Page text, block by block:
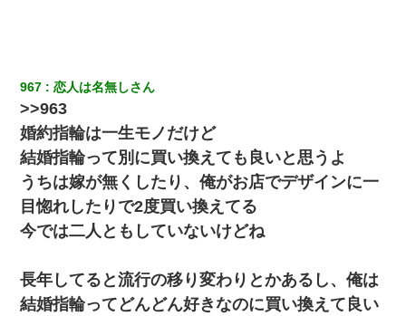
ｗｗｗｗｗｗｗｗ
【クズ】昔、兄がお見合いして「ブスすぎｗｗｗ」と断った女性
が、兄の同級生と結婚。それを知った兄は荒れ狂い、｢嫁さん、俺
のお古ですが気分はどう？」とメールを送った→
とっさに女児を捕まえたら変質者扱いされた。母親「あっち行っ
てよ！気持ち悪い！（ｼｯｼｯ」→ 後日、俺を見つけた母親がすっ飛
んできて・・・
【衝撃】嫁父の会社に勤続１０年、手取り１４万 → 俺「２２万も
らえる会社から誘われた。転職したい」義父「クビ！（激怒」嫁
「離婚！（激怒」
967 恋人は名無しさん
>>963
婚約指輪は一生モノだけど
結婚指輪って別に買い換えても良いと思うよ
うちは嫁が無くしたり、俺がお店でデザインに一
目惚れしたりで2度買い換えてる
今では二人ともしていないけどね
長年してると流行の移り変わりとかあるし、俺は
結婚指輪ってどんどん好きなのに買い換えて良い